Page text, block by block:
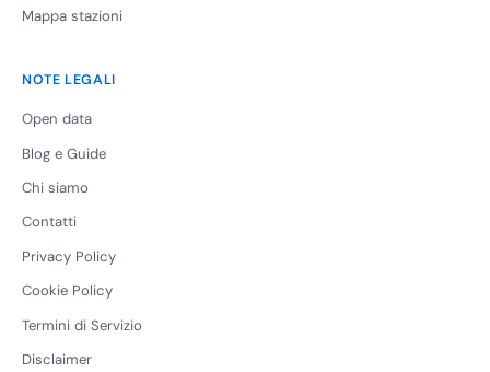
Mappa stazioni
NOTE LEGALI
Open data
Blog e Guide
Chi siamo
Contatti
Privacy Policy
Cookie Policy
Termini di Servizio
Disclaimer